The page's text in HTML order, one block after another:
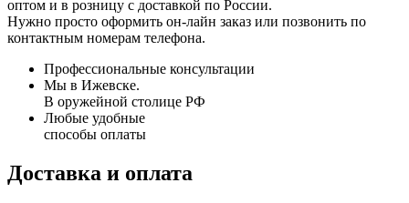
оптом и в розницу с доставкой по России.
Нужно просто оформить он-лайн заказ или позвонить по
контактным номерам телефона.
Профессиональные консультации
Мы в Ижевске.
В оружейной столице РФ
Любые удобные
способы оплаты
Доставка и оплата